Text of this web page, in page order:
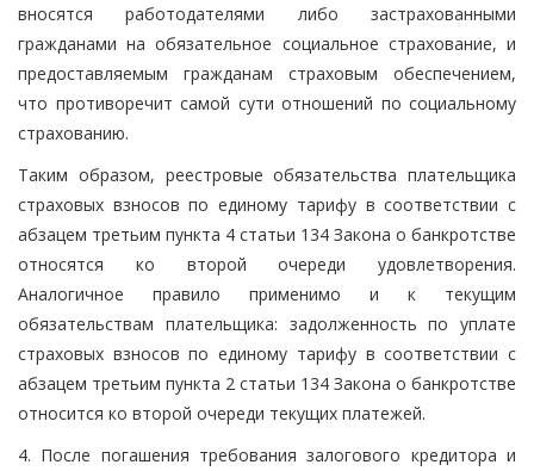
вносятся работодателями либо застрахованными
гражданами на обязательное социальное страхование, и
предоставляемым гражданам страховым обеспечением,
что противоречит самой сути отношений по социальному
страхованию.
Таким образом, реестровые обязательства плательщика
страховых взносов по единому тарифу в соответствии с
абзацем третьим пункта 4 статьи 134 Закона о банкротстве
относятся ко второй очереди удовлетворения.
Аналогичное правило применимо и к текущим
обязательствам плательщика: задолженность по уплате
страховых взносов по единому тарифу в соответствии с
абзацем третьим пункта 2 статьи 134 Закона о банкротстве
относится ко второй очереди текущих платежей.
4. После погашения требования залогового кредитора и